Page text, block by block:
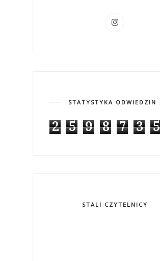
STATYSTYKA ODWIEDZIN
2 5 9 8 7 3 5
STALI CZYTELNICY